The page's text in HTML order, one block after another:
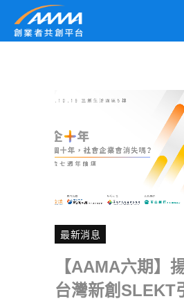
最新消息
【AAMA六期】
台灣新創SLEKT